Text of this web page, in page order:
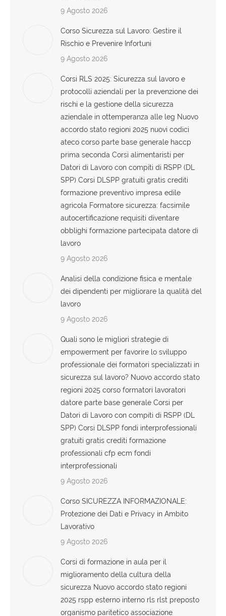
9 Agosto 2026
Corso Sicurezza sul Lavoro: Gestire il
Rischio e Prevenire Infortuni
9 Agosto 2026
Corsi RLS 2025: Sicurezza sul lavoro e
protocolli aziendali per la prevenzione dei
rischi e la gestione della sicurezza
aziendale in ottemperanza alle leg Nuovo
accordo stato regioni 2025 nuovi codici
ateco corso parte base generale haccp
prima seconda Corsi alimentaristi per
Datori di Lavoro con compiti di RSPP (DL
SPP) Corsi DLSPP gratuiti gratis crediti
formazione preventivo impresa edile
agricola Formatore sicurezza: facsimile
autocertificazione requisiti diventare
obblighi formazione partecipata datore di
lavoro
9 Agosto 2026
Analisi della condizione fisica e mentale
dei dipendenti per migliorare la qualità del
lavoro
9 Agosto 2026
Quali sono le migliori strategie di
empowerment per favorire lo sviluppo
professionale dei formatori specializzati in
sicurezza sul lavoro? Nuovo accordo stato
regioni 2025 corso formatori lavoratori
datore parte base generale Corsi per
Datori di Lavoro con compiti di RSPP (DL
SPP) Corsi DLSPP fondi interprofessionali
gratuiti gratis crediti formazione
professionali cfp ecm fondi
interprofessionali
9 Agosto 2026
Corso SICUREZZA INFORMAZIONALE:
Protezione dei Dati e Privacy in Ambito
Lavorativo
9 Agosto 2026
Corsi di formazione in aula per il
miglioramento della cultura della
sicurezza Nuovo accordo stato regioni
2025 rspp esterno interno rls rlst preposto
organismo paritetico associazione